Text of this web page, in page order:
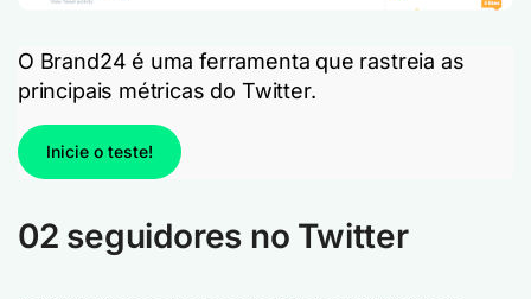
O Brand24 é uma ferramenta que rastreia as
principais métricas do Twitter.
Inicie o teste!
02 seguidores no Twitter